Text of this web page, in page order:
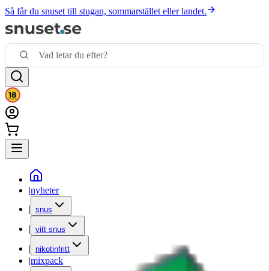
Så får du snuset till stugan, sommarstället eller landet.
|nyheter
| snus
| vitt snus
| nikotinfritt
|mixpack